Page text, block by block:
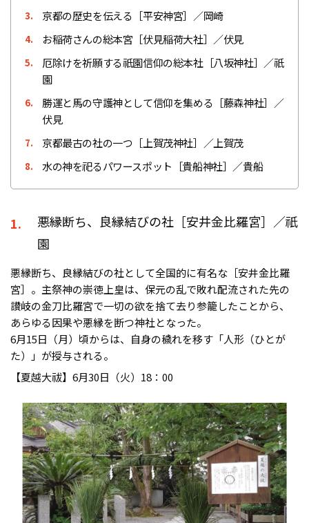
3. 京都の歴史を伝える［平安神宮］／岡崎
4. お稲荷さんの総本宮［伏見稲荷大社］／伏見
5.
厄除けを祈願する祇園信仰の総本社［八坂神社］／祇
園
6.
勝運と馬の守護神として信仰を集める［藤森神社］／
伏見
7. 京都最古の社の一つ［上賀茂神社］／上賀茂
8. 水の神を祀るパワースポット［貴船神社］／貴船
1.
悪縁断ち、良縁結びの社［安井金比羅宮］／祇
園
悪縁断ち、良縁結びの社として全国的に有名な［安井金比羅
宮］。主祭神の崇徳上皇は、保元の乱で敗れ配流された先の
讃岐の金刀比羅宮で一切の欲を捨て去り参籠したことから、
あらゆる因果や悪縁を断つ神社となった。
6月15日（月）頃からは、自身の穢れを移す「人形（ひとが
た）」が授与される。
【夏越大祓】6月30日（火）18：00